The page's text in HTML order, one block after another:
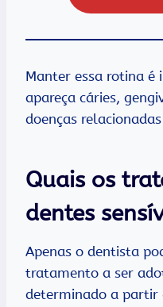
Manter essa rotina
apareça cáries,
doenças
Quais os
dentes
Apenas o dentista
tratamento a ser
determinado a partir